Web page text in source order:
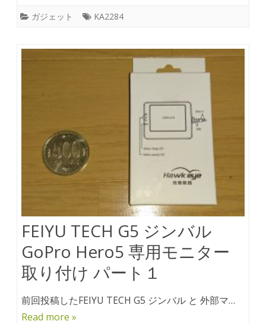
ガジェット KA2284
FEIYU TECH G5 ジンバル
GoPro Hero5 専用モニター
取り付け パート１
前回投稿したFEIYU TECH G5 ジンバル と 外部マ…
Read more »